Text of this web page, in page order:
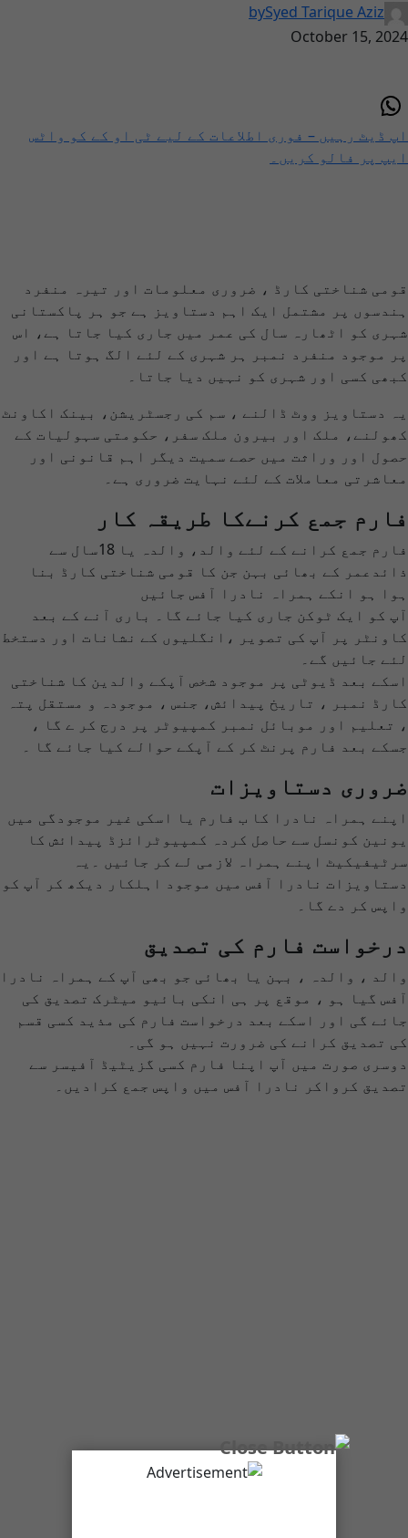
bySyed Tarique Aziz
October 15, 2024
اپ ڈیٹ رہیں – فوری اطلاعات کے لیے ٹی او کے کو واٹس
ایپ پر فالو کریں۔
قومی شناختی کارڈ ، ضروری معلومات اور تیرہ منفرد
ہندسوں پر مشتمل ایک اہم دستاویز ہے جو ہر پاکستانی
شہری کو اٹھارہ سال کی عمر میں جاری کیا جاتا ہے، اس
پر موجود منفرد نمبر ہر شہری کے لئے الگ ہوتا ہے اور
کبھی کسی اور شہری کو نہیں دیا جاتا۔
یہ دستاویز ووٹ ڈالنے ، سم کی رجسٹریشن، بینک اکاونٹ
کھولنے، ملک اور بیرون ملک سفر، حکومتی سہولیات کے
حصول اور وراثت میں حصے سمیت دیگر اہم قانونی اور
معاشرتی معاملات کے لئے نہایت ضروری ہے۔
فارم جمع کرنےکا طریقہ کار
فارم جمع کرانے کے لئے والد، والدہ یا 18سال سے
ذائدعمر کے بھائی بہن جن کا قومی شناختی کارڈ بنا
ہوا ہو انکے ہمراہ نادرا آفس جائیں
آپ کو ایک ٹوکن جاری کیا جائے گا۔ باری آنے کے بعد
کاونٹر پر آپ کی تصویر ،انگلیوں کے نشانات اور دستخط
لئے جائیں گے۔
اسکے بعد ڈیوٹی پر موجود شخص آپکے والدین کا شناختی
کارڈ نمبر ، تاریخ پیدائش، جنس ، موجودہ و مستقل پتہ
، تعلیم اور موبائل نمبر کمپیوٹر پر درج کر ے گا ،
جسکے بعد فارم پرنٹ کر کے آپکے حوالے کیا جائے گا ۔
ضروری دستاویزات
اپنے ہمراہ نادرا کا ب فارم یا اسکی غیر موجودگی میں
یونین کونسل سے حاصل کردہ کمپیوٹرائزڈ پیدائش کا
سرٹیفیکیٹ اپنے ہمراہ لازمی لے کر جائیں ۔یہ
دستاویزات نادرا آفس میں موجود اہلکار دیکھ کر آپ کو
واپس کر دے گا۔
درخواست فارم کی تصدیق
والد ، والدہ ، بہن یا بھائی جو بھی آپ کے ہمراہ نادرا
آفس گیا ہو ، موقع پر ہی انکی بائیو میٹرک تصدیق کی
جائے گی اور اسکے بعد درخواست فارم کی مذید کسی قسم
کی تصدیق کرانے کی ضرورت نہیں ہو گی۔
دوسری صورت میں آپ اپنا فارم کسی گزیٹیڈ آفیسر سے
تصدیق کرواکر نادرا آفس میں واپس جمع کرادیں۔